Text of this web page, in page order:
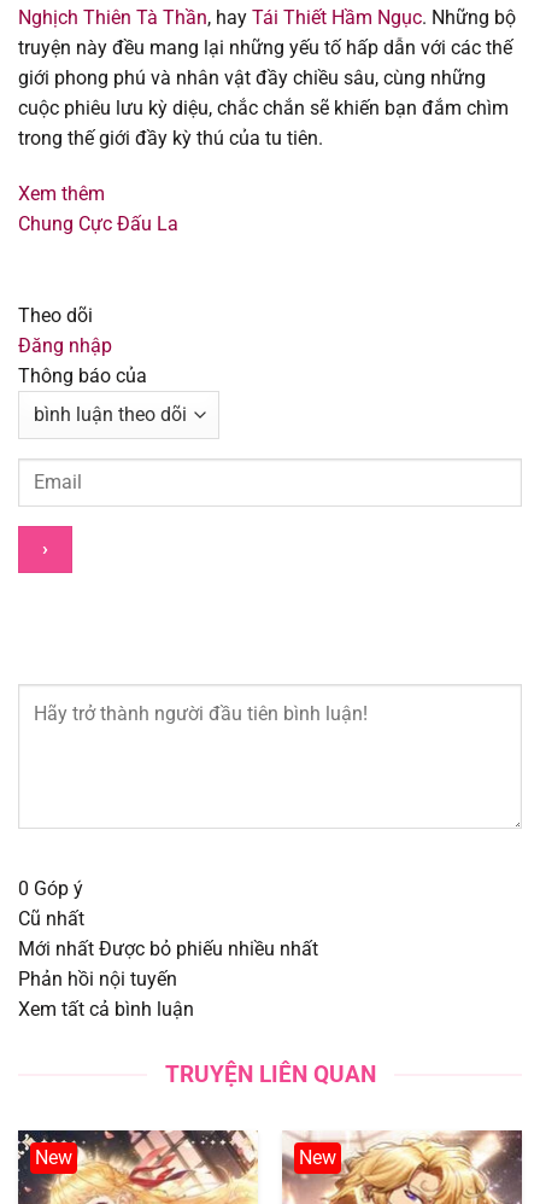
Chapter 657 25/11/2025
Chapter 656 13/11/2025
Chapter 655
Chapter 654
Chapter 651
Chapter 650
Chapter 648
Chapter 646
Chapter 644
Chapter 643
Chapter 642
Chapter 641
Chapter 639 14/08/2025
Chapter 638 14/08/2025
Nghịch Thiên Tà Thần, hay Tái Thiết Hầm Ngục. Những bộ
truyện này đều mang lại những yếu tố hấp dẫn với các thế
giới phong phú và nhân vật đầy chiều sâu, cùng những
cuộc phiêu lưu kỳ diệu, chắc chắn sẽ khiến bạn đắm chìm
trong thế giới đầy kỳ thú của tu tiên.
Xem thêm
Chung Cực Đấu La
Theo dõi
Đăng nhập
Thông báo của
0 Góp ý
Cũ nhất
Mới nhất Được bỏ phiếu nhiều nhất
Phản hồi nội tuyến
Xem tất cả bình luận
TRUYỆN LIÊN QUAN
New New